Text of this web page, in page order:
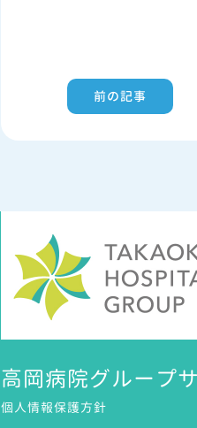
前の記事
高岡病院グループ
個人情報保護方針